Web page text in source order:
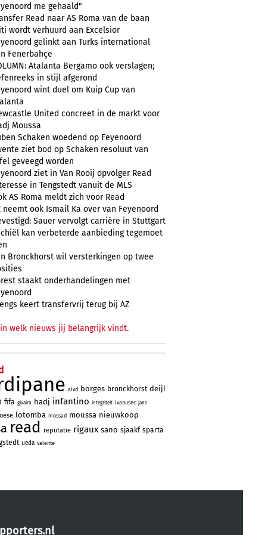
me gehaald"
Read naar AS Roma van de baan
wordt verhuurd aan Excelsior
gelinkt aan Turks international
Fenerbahçe
Atalanta Bergamo ook verslagen;
in stijl afgerond
wint duel om Kuip Cup van
United concreet in de markt voor
Moussa
Schaken woedend op Feyenoord
ziet bod op Schaken resoluut van
geveegd worden
ziet in Van Rooij opvolger Read
in Tengstedt vanuit de MLS
AS Roma meldt zich voor Read
neemt ook Ismail Ka over van Feyenoord
Sauer vervolgt carrière in Stuttgart
kan verbeterde aanbieding tegemoet
Bronckhorst wil versterkingen op twee
staakt onderhandelingen met
keert transfervrij terug bij AZ
welk nieuws jij belangrijk vindt.
aivd borges bronckhorst deijl
fifa givairo hadj infantino integriteit ivanusec jans
lotomba mossad moussa nieuwkoop
read reputatie rigaux sano sjaakf sparta
ueda valente